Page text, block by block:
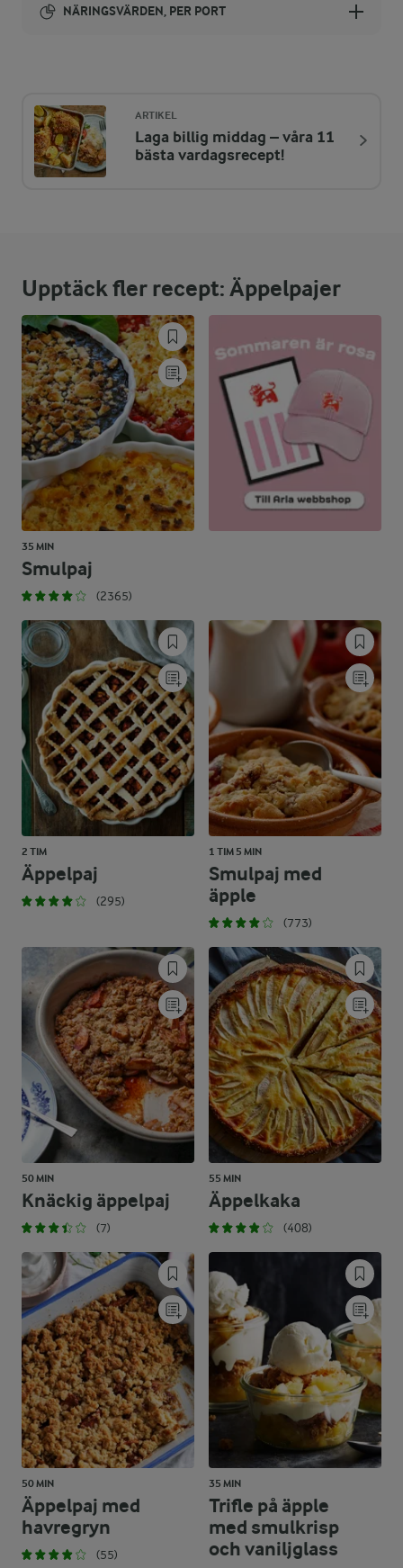
NÄRINGSVÄRDEN, PER PORT
ENERGIDISTRIBUTION %
NÄRINGSVÄRDEN PER PORT
Fett:
49 %
25,9 g
Kolhydrater:
46,6 %
53,7 g
ARTIKEL
Laga billig middag – våra 11
bästa vardagsrecept!
Upptäck fler recept: Äppelpajer
35 MIN
Smulpaj
(2365)
2 TIM
Äppelpaj
(295)
1 TIM 5 MIN
Smulpaj med
äpple
(773)
50 MIN
Knäckig äppelpaj
(7)
55 MIN
Äppelkaka
(408)
50 MIN
Äppelpaj med
havregryn
(55)
35 MIN
Trifle på äpple
med smulkrisp
och vaniljglass